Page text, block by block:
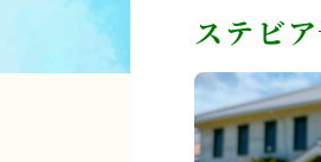
ステビア